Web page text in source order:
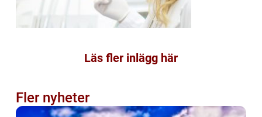
Läs fler inlägg här
Fler nyheter